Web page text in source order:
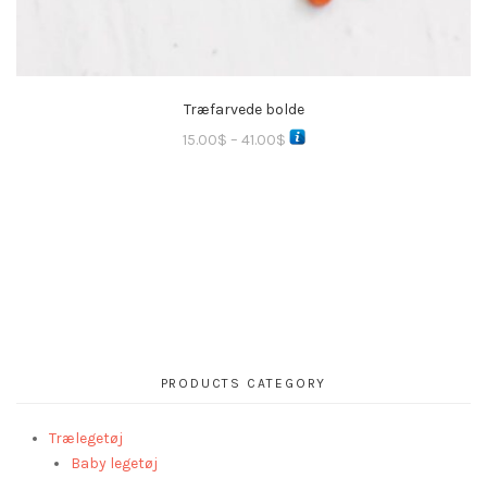
Træfarvede bolde
15.00$ – 41.00$
PRODUCTS CATEGORY
Trælegetøj
Baby legetøj